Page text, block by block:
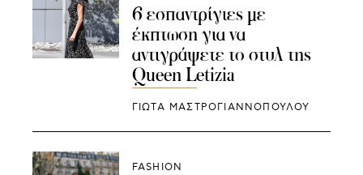
6 εσπαντρίγιες με
έκπτωση για να
αντιγράψετε το στυλ της
Queen Letizia
ΓΙΩΤΑ ΜΑΣΤΡΟΓΙΑΝΝΟΠΟΥΛΟΥ
FASHION